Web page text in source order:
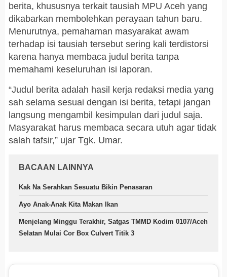
berita, khususnya terkait tausiah MPU Aceh yang
dikabarkan membolehkan perayaan tahun baru.
Menurutnya, pemahaman masyarakat awam
terhadap isi tausiah tersebut sering kali terdistorsi
karena hanya membaca judul berita tanpa
memahami keseluruhan isi laporan.
“Judul berita adalah hasil kerja redaksi media yang
sah selama sesuai dengan isi berita, tetapi jangan
langsung mengambil kesimpulan dari judul saja.
Masyarakat harus membaca secara utuh agar tidak
salah tafsir,” ujar Tgk. Umar.
BACAAN LAINNYA
Kak Na Serahkan Sesuatu Bikin Penasaran
Ayo Anak-Anak Kita Makan Ikan
Menjelang Minggu Terakhir, Satgas TMMD Kodim 0107/Aceh
Selatan Mulai Cor Box Culvert Titik 3